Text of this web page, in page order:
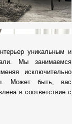
уникальным и
Мы занимаемся
исключительно
Может быть, вас
в соответствие с